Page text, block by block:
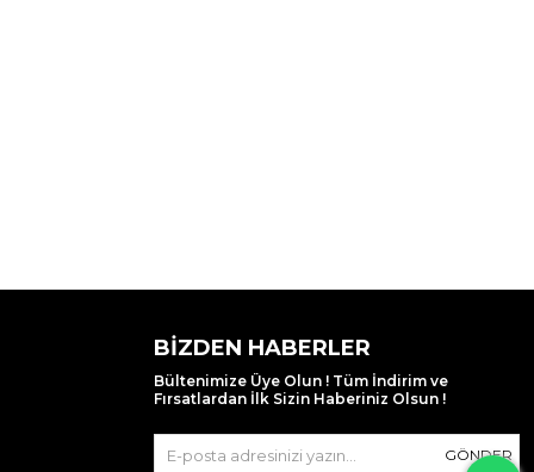
BIZDEN HABERLER
Bültenimize Üye Olun ! Tüm İndirim ve
Fırsatlardan İlk Sizin Haberiniz Olsun !
GÖNDER